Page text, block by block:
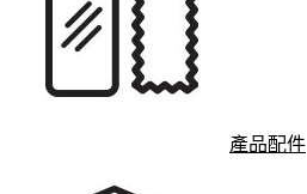
產品配件